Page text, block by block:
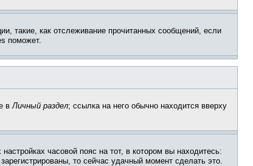
такие, как отслеживание прочитанных сообщений, если
поможет.
вЛичный раздел; ссылка на него обычно находится вверху
часовой пояс на тот, в котором вы находитесь:
то сейчас удачный момент сделать это.